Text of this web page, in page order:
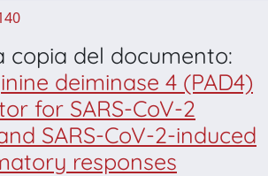
copia del documento:
deiminase 4 (PAD4)
for SARS-CoV-2
SARS-CoV-2-induced
responses